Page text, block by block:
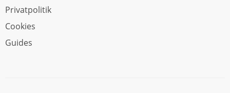
Privatpolitik
Cookies
Guides